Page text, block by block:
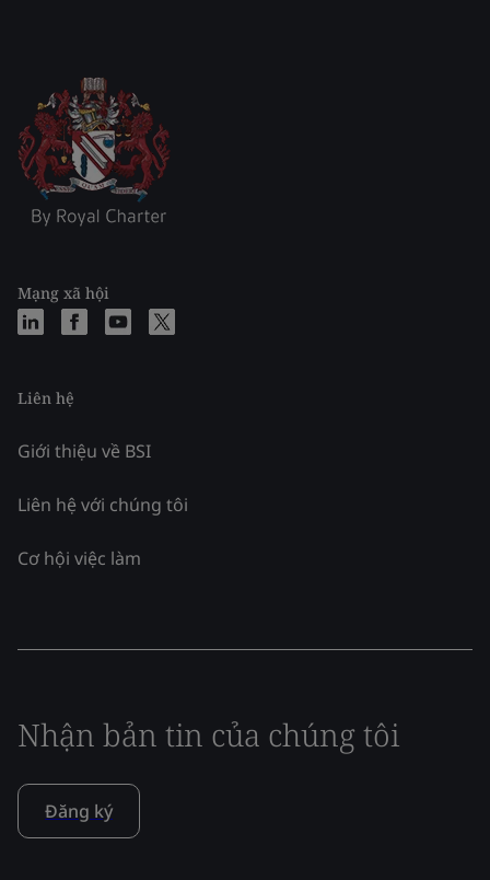
Mạng xã hội
Liên hệ
Giới thiệu về BSI
Liên hệ với chúng tôi
Cơ hội việc làm
Nhận bản tin của chúng tôi
Đăng ký